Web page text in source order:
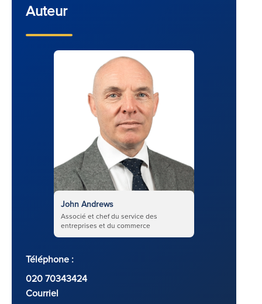
Auteur
John Andrews
Associé et chef du service des
entreprises et du commerce
Téléphone :
020 70343424
Courriel